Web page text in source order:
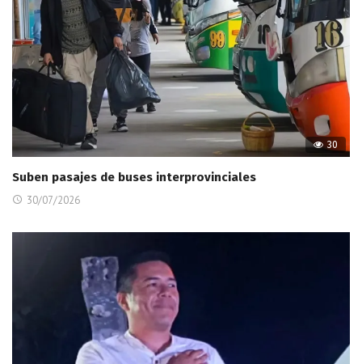
30
Suben pasajes de buses interprovinciales
30/07/2026